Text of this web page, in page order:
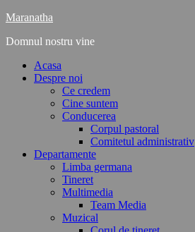
Maranatha
Domnul nostru vine
Acasa
Despre noi
Ce credem
Cine suntem
Conducerea
Corpul pastoral
Comitetul administrativ
Departamente
Limba germana
Tineret
Multimedia
Team Media
Muzical